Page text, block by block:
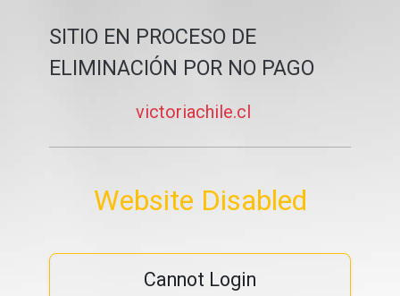
SITIO EN PROCESO DE
ELIMINACIÓN POR NO PAGO
victoriachile.cl
Website Disabled
Cannot Login